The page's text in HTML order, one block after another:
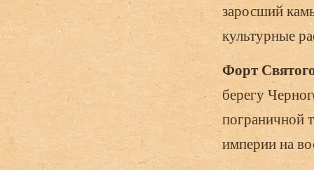
заросший
культурные
Форт
берегу
пограничной
империи на